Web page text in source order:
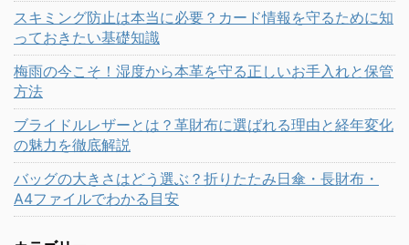
スキミング防止は本当に必要？カード情報を守るために知
っておきたい基礎知識
梅雨の今こそ！湿度から本革を守る正しいお手入れと保管
方法
ブライドルレザーとは？革財布に選ばれる理由と経年変化
の魅力を徹底解説
バッグの大きさはどう選ぶ？折りたたみ日傘・長財布・
A4ファイルでわかる目安